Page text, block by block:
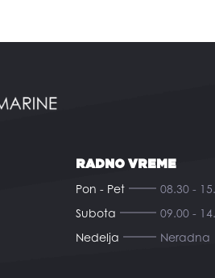
RADNO VREME
Pon - Pet
08.30 -
Subota
09.00 -
Nedelja
Neradna